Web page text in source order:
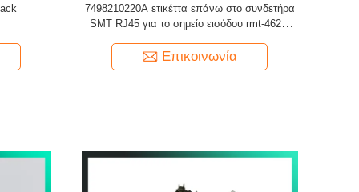
7498210220A ετικέττα επάνω στο συνδετήρα
SMT RJ45 για το σημείο εισόδου rmt-462a-
Επικοινωνία